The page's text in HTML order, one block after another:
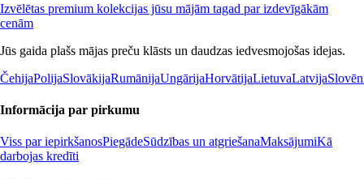
Izvēlētas premium kolekcijas jūsu mājām tagad par izdevīgākām
cenām
Jūs gaida plašs mājas preču klāsts un daudzas iedvesmojošas idejas.
ČehijaPolijaSlovākijaRumānijaUngārijaHorvātijaLietuvaLatvija
Informācija par pirkumu
Viss par iepirkšanosPiegādeSūdzības un atgriešanaMaksājumiKā
darbojas kredīti